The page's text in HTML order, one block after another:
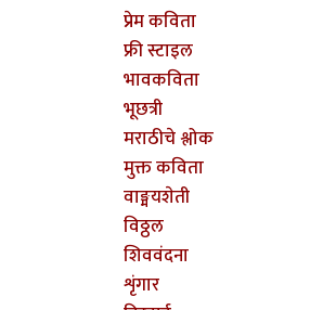
प्रेम कविता
फ्री स्टाइल
भावकविता
भूछत्री
मराठीचे श्लोक
मुक्त कविता
वाङ्मयशेती
विठ्ठल
शिववंदना
शृंगार